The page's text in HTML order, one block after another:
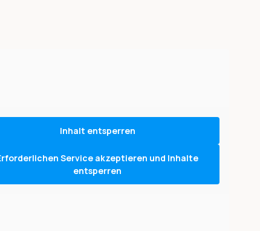
Inhalt entsperren
Service akzeptieren und Inhalte
entsperren